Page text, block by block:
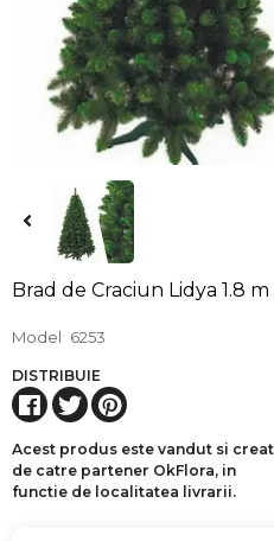
Brad de Craciun Lidya 1.8 m
Model 6253
DISTRIBUIE
Acest produs este vandut si creat
de catre partener OkFlora, in
functie de localitatea livrarii.